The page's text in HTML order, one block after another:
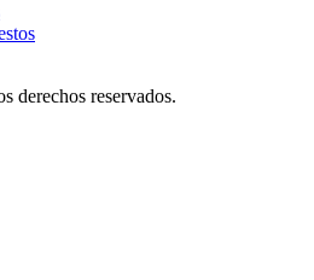
derechos reservados.